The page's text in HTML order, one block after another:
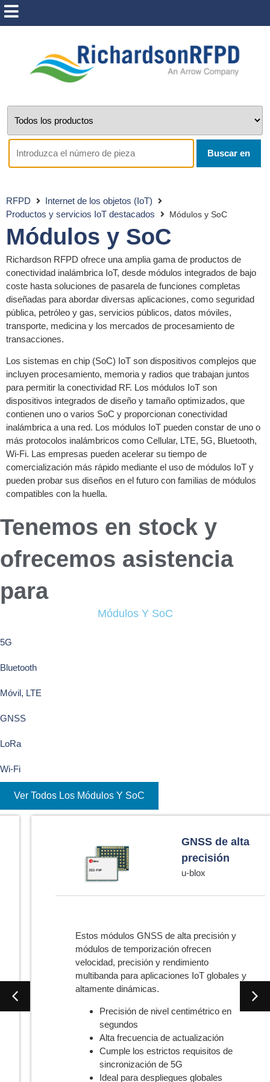
Buscar en
RFPD
Internet de los objetos (IoT)
Productos y servicios IoT destacados
Módulos y SoC
Módulos y SoC
Richardson RFPD ofrece una amplia gama de productos de
conectividad inalámbrica IoT, desde módulos integrados de bajo
coste hasta soluciones de pasarela de funciones completas
diseñadas para abordar diversas aplicaciones, como seguridad
pública, petróleo y gas, servicios públicos, datos móviles,
transporte, medicina y los mercados de procesamiento de
transacciones.
Los sistemas en chip (SoC) IoT son dispositivos complejos que
incluyen procesamiento, memoria y radios que trabajan juntos
para permitir la conectividad RF. Los módulos IoT son
dispositivos integrados de diseño y tamaño optimizados, que
contienen uno o varios SoC y proporcionan conectividad
inalámbrica a una red. Los módulos IoT pueden constar de uno o
más protocolos inalámbricos como Cellular, LTE, 5G, Bluetooth,
Wi-Fi. Las empresas pueden acelerar su tiempo de
comercialización más rápido mediante el uso de módulos IoT y
pueden probar sus diseños en el futuro con familias de módulos
compatibles con la huella.
Tenemos en stock y
ofrecemos asistencia
para
Módulos Y SoC
5G
Bluetooth
Móvil, LTE
GNSS
LoRa
Wi-Fi
Ver Todos Los Módulos Y SoC
GNSS de alta
precisión
Estos módulos GNSS de alta precisión y
módulos de temporización ofrecen
velocidad, precisión y rendimiento
multibanda para aplicaciones IoT globales y
altamente dinámicas.
Precisión de nivel centimétrico en
segundos
Alta frecuencia de actualización
Cumple los estrictos requisitos de
sincronización de 5G
Ideal para despliegues globales